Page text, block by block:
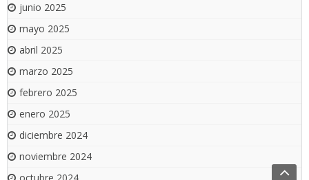
junio 2025
mayo 2025
abril 2025
marzo 2025
febrero 2025
enero 2025
diciembre 2024
noviembre 2024